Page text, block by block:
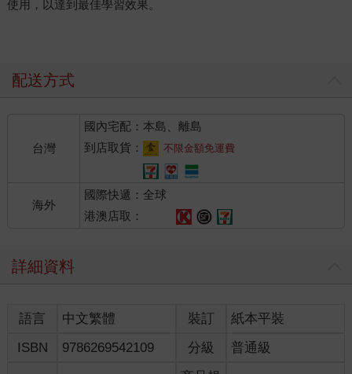
使用，以達到最佳學習效果。
配送方式
台灣
國內宅配：本島、離島
到店取貨：
不限金額免運費
海外
國際快遞：全球
港澳店取：
詳細資料
語言 中文繁體 裝訂
紙本平裝
ISBN
9786269542109 分級 普通級